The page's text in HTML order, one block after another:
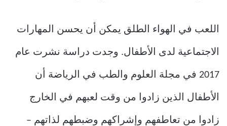
اللعب في الهواء الطلق يمكن أن يحسن المهارات
الاجتماعية لدى الأطفال. وجدت دراسة نشرت عام
2017 في مجلة العلوم والطب في الرياضة أن
الأطفال الذين زادوا من وقت لعبهم في الخارج
زادوا من تعاطفهم وإشراكهم وضبطهم لذاتهم –